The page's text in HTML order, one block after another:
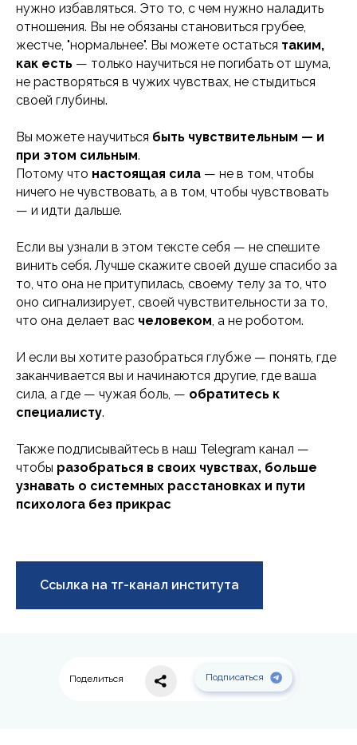
нужно избавляться. Это то, с чем нужно наладить
отношения. Вы не обязаны становиться грубее,
жестче, "нормальнее". Вы можете остаться таким,
как есть — только научиться не погибать от шума,
не растворяться в чужих чувствах, не стыдиться
своей глубины.
Вы можете научиться быть чувствительным — и
при этом сильным.
Потому что настоящая сила — не в том, чтобы
ничего не чувствовать, а в том, чтобы чувствовать
— и идти дальше.
Если вы узнали в этом тексте себя — не спешите
винить себя. Лучше скажите своей душе спасибо за
то, что она не притупилась, своему телу за то, что
оно сигнализирует, своей чувствительности за то,
что она делает вас человеком, а не роботом.
И если вы хотите разобраться глубже — понять, где
заканчивается вы и начинаются другие, где ваша
сила, а где — чужая боль, — обратитесь к
специалисту.
Также подписывайтесь в наш Telegram канал —
чтобы разобраться в своих чувствах, больше
узнавать о системных расстановках и пути
психолога без прикрас
Ссылка на тг-канал института
Подписаться
Поделиться